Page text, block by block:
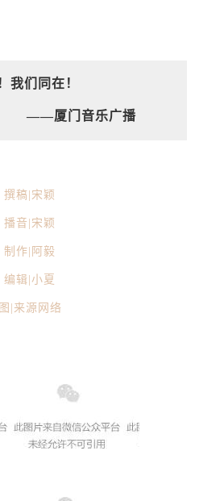
我们同在！
——厦门音乐广播
撰稿| 宋颖
播音| 宋颖
制作|阿毅
编辑|小夏
图|来源网络